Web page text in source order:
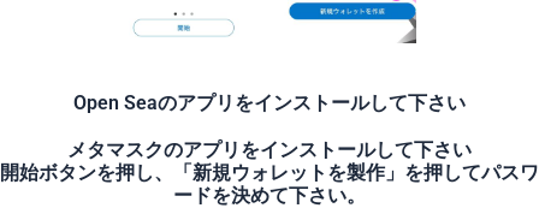
Open Seaのアプリをインストールして下さい
メタマスクのアプリをインストールして下さい
開始ボタンを押し、「新規ウォレットを製作」を押してパスワ
ードを決めて下さい。